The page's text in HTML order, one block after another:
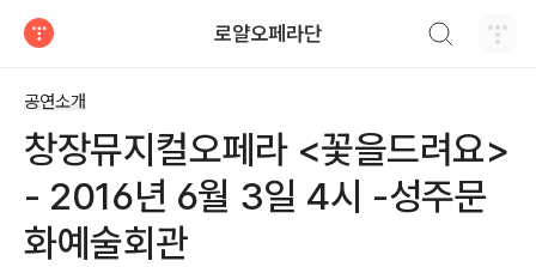
로얄오페라단
공연소개
창장뮤지컬오페라 <꽃을드려요>
- 2016년 6월 3일 4시 -성주문
화예술회관